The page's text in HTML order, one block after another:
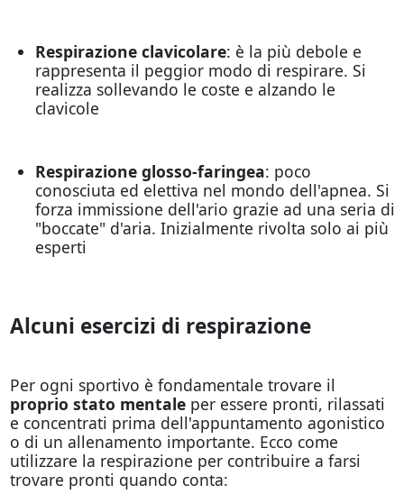
Respirazione clavicolare: è la più debole e
rappresenta il peggior modo di respirare. Si
realizza sollevando le coste e alzando le
clavicole
Respirazione glosso-faringea: poco
conosciuta ed elettiva nel mondo dell'apnea. Si
forza immissione dell'ario grazie ad una seria di
"boccate" d'aria. Inizialmente rivolta solo ai più
esperti
Alcuni esercizi di respirazione
Per ogni sportivo è fondamentale trovare il
proprio stato mentaleper essere pronti, rilassati
e concentrati prima dell'appuntamento agonistico
o di un allenamento importante. Ecco come
utilizzare la respirazione per contribuire a farsi
trovare pronti quando conta: